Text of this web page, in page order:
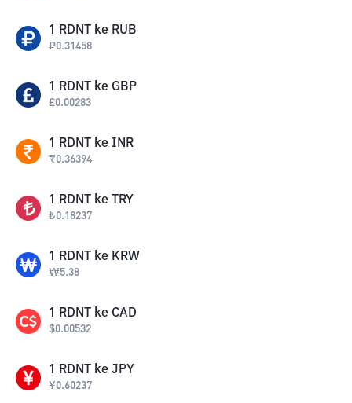
1 RDNT ke RUB
₽0.31458
1 RDNT ke GBP
£0.00283
1 RDNT ke INR
₹0.36394
1 RDNT ke TRY
₺0.18237
1 RDNT ke KRW
₩5.38
1 RDNT ke CAD
$0.00532
1 RDNT ke JPY
¥0.60237